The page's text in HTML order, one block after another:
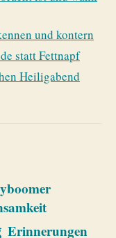
und kontern
statt Fettnapf
Heiligabend
Erinnerungen